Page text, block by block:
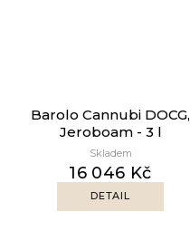
Barolo Cannubi DOCG,
Jeroboam - 3 l
Skladem
16 046 Kč
DETAIL